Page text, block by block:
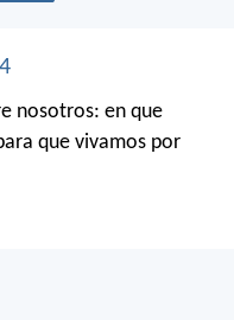
nosotros: en que
que vivamos por